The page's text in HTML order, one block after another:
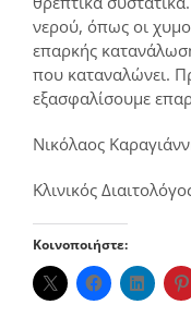
νερού, όπως οι
επαρκής
που καταναλώνει.
εξασφαλίσουμε
Νικόλαος
Κλινικός
Κοινοποιήστε: